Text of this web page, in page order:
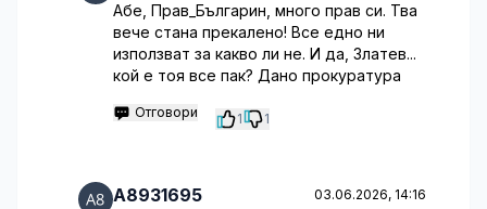
Абе, Прав_Българин, много прав си. Тва
вече стана прекалено! Все едно ни
използват за какво ли не. И да, Златев...
кой е тоя все пак? Дано прокуратура
Отговори 1 1
A8931695 03.06.2026, 14:16